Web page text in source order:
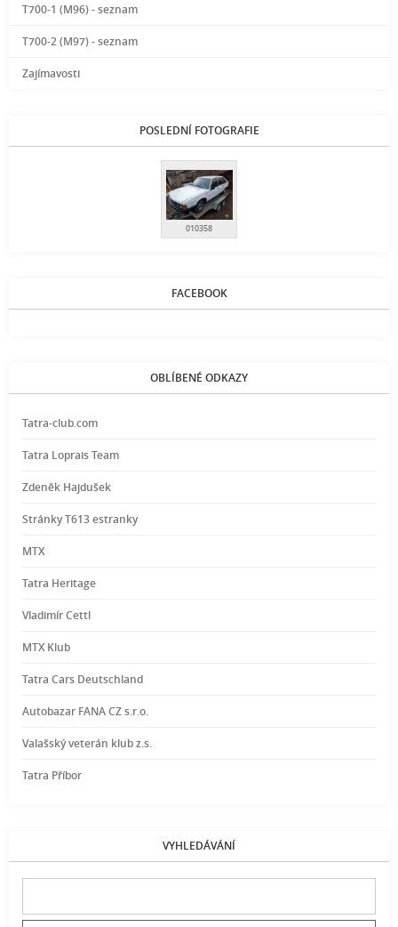
T700-1 (M96) - seznam
T700-2 (M97) - seznam
Zajímavosti
POSLEDNÍ FOTOGRAFIE
010358
FACEBOOK
OBLÍBENÉ ODKAZY
Tatra-club.com
Tatra Loprais Team
Zdeněk Hajdušek
Stránky T613 estranky
MTX
Tatra Heritage
Vladimír Cettl
MTX Klub
Tatra Cars Deutschland
Autobazar FANA CZ s.r.o.
Valašský veterán klub z.s.
Tatra Příbor
VYHLEDÁVÁNÍ